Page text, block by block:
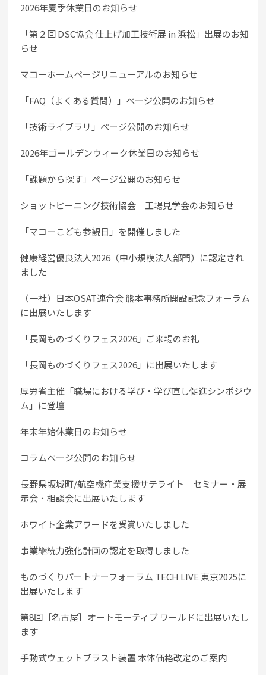
2026年夏季休業日のお知らせ
「第２回 DSC協会 仕上げ加工技術展 in 浜松」出展のお知
らせ
マコーホームページリニューアルのお知らせ
「FAQ（よくある質問）」ページ公開のお知らせ
「技術ライブラリ」ページ公開のお知らせ
2026年ゴールデンウィーク休業日のお知らせ
「課題から探す」ページ公開のお知らせ
ショットピーニング技術協会 工場見学会のお知らせ
「マコーこども参観日」を開催しました
健康経営優良法人2026（中小規模法人部門）に認定され
ました
（一社）日本OSAT連合会 熊本事務所開設記念フォーラム
に出展いたします
「長岡ものづくりフェス2026」ご来場のお礼
「長岡ものづくりフェス2026」に出展いたします
厚労省主催「職場における学び・学び直し促進シンポジウ
ム」に登壇
年末年始休業日のお知らせ
コラムページ公開のお知らせ
長野県坂城町/航空機産業支援サテライト セミナー・展
示会・相談会に出展いたします
ホワイト企業アワードを受賞いたしました
事業継続力強化計画の認定を取得しました
ものづくりパートナーフォーラム TECH LIVE 東京2025に
出展いたします
第8回［名古屋］オートモーティブ ワールドに出展いたし
ます
手動式ウェットブラスト装置 本体価格改定のご案内